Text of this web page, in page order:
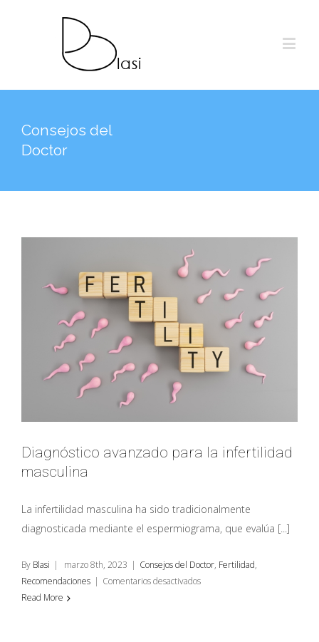
Consejos del
Doctor
Diagnóstico avanzado para la infertilidad
Diagnóstico avanzado para la infertilidad
masculina
La infertilidad masculina ha sido tradicionalmente
diagnosticada mediante el espermiograma, que evalúa [...]
By Blasi | marzo 8th, 2023 | Consejos del Doctor, Fertilidad,
Recomendaciones | Comentarios desactivadosen
Read More